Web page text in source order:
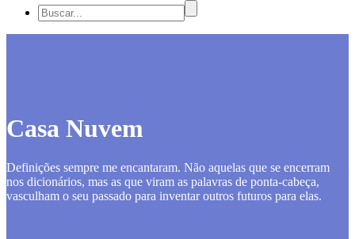
Casa Nuvem
Definições sempre me encantaram. Não aquelas que se encerram
nos dicionários, mas as que viram as palavras de ponta-cabeça,
vasculham o seu passado para inventar outros futuros para elas.